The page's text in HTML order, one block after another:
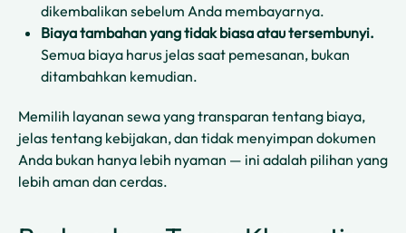
dikembalikan sebelum Anda membayarnya.
Biaya tambahan yang tidak biasa atau tersembunyi.
Semua biaya harus jelas saat pemesanan, bukan
ditambahkan kemudian.
Memilih layanan sewa yang transparan tentang biaya,
jelas tentang kebijakan, dan tidak menyimpan dokumen
Anda bukan hanya lebih nyaman — ini adalah pilihan yang
lebih aman dan cerdas.